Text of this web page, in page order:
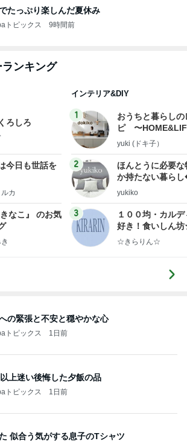
たっぷり楽しんだ夏休み
トピックス 9時間前
ランキング
ろしろ
今日も世話を
カ
なこ』 のお気
インテリア&DIY
1
おうちと暮らしの
ピ 〜
yuki (ドキ子）
2
ほんとうに必要な
か持たない暮ら
ep Life Simple◆
yukiko
3
１００均・カルデ
好き！食いしん
らりん☆のブログ
☆きらりん☆
の緊張と不安と穏やかな心
トピックス 1日前
上迷い後悔した夕飯の品
トピックス 1日前
似合う気がする息子のTシャツ